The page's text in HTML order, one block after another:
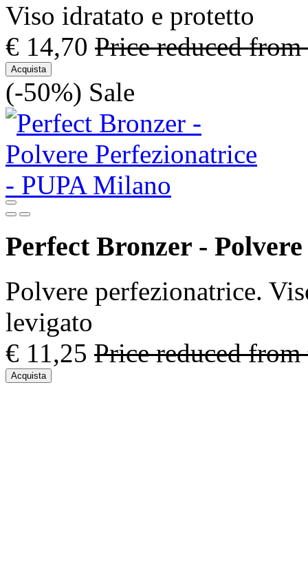
Viso idratato e protetto
€ 14,70 Price reduced from
Acquista
(-50%) Sale
Perfect Bronzer -
Polvere perfezionatrice.
levigato
€ 11,25 Price reduced from
Acquista